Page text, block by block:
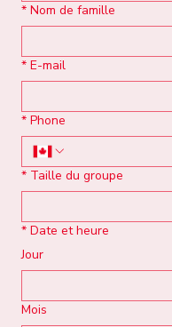
* Nom de famille
* E-mail
* Phone
* Taille du groupe
* Date et heure
Jour
Mois